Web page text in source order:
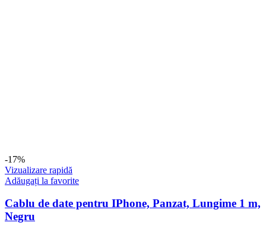
-17%
Vizualizare rapidă
Adăugați la favorite
Cablu de date pentru IPhone, Panzat, Lungime 1 m,
Negru